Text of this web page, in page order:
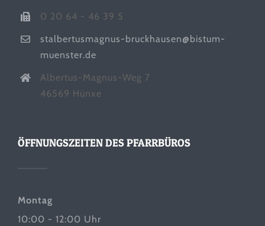
0 20 64 - 46 39 5
stalbertusmagnus-bruckhausen@bistum-
muenster.de
Albertus-Magnus-Weg 7
46569 Hünxe
ÖFFNUNGSZEITEN DES PFARRBÜROS
Montag
10:00 - 12:00 Uhr